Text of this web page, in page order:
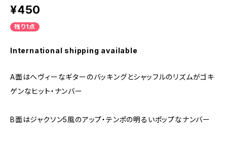
¥450
残り1点
International shipping available
A面はヘヴィーなギターのバッキングとシャッフルのリズムがゴキ
ゲンなヒット・ナンバー
B面はジャクソン5風のアップ・テンポの明るいポップなナンバー